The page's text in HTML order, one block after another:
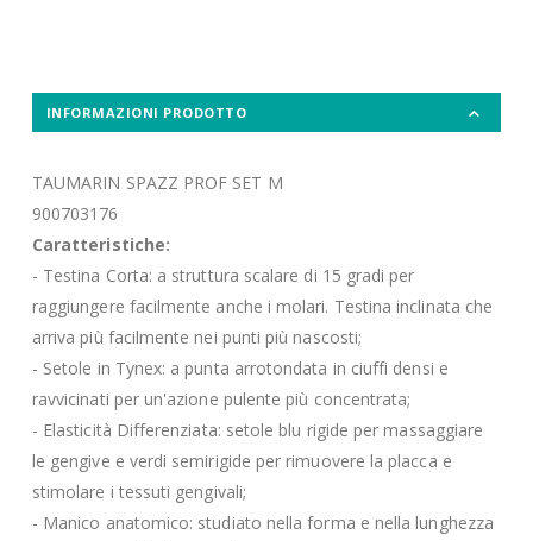
INFORMAZIONI PRODOTTO
TAUMARIN SPAZZ PROF SET M
900703176
Caratteristiche:
- Testina Corta: a struttura scalare di 15 gradi per
raggiungere facilmente anche i molari. Testina inclinata che
arriva più facilmente nei punti più nascosti;
- Setole in Tynex: a punta arrotondata in ciuffi densi e
ravvicinati per un'azione pulente più concentrata;
- Elasticità Differenziata: setole blu rigide per massaggiare
le gengive e verdi semirigide per rimuovere la placca e
stimolare i tessuti gengivali;
- Manico anatomico: studiato nella forma e nella lunghezza